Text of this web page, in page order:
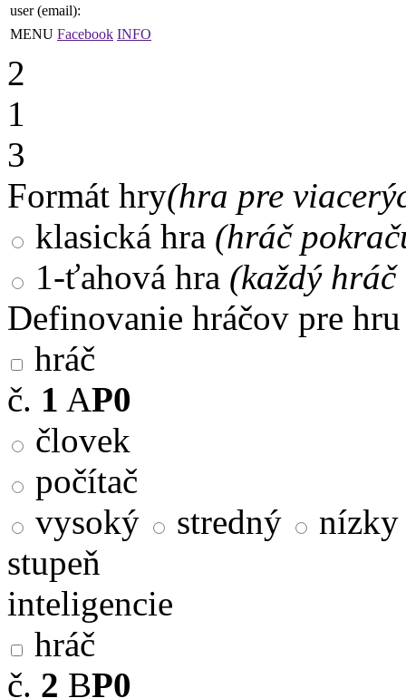
user (email):
MENU Facebook INFO
2
1
3
Formát hry(hra pre
klasická hra (hráč
1-ťahová hra (každý
Definovanie hráčov pre hru
hráč
č. 1 AP0
človek
počítač
vysoký
stredný
nízky
stupeň
inteligencie
hráč
č. 2 BP0